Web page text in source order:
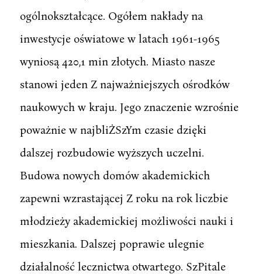
ogólnokształcące. Ogółem nakłady na
inwestycje oświatowe w latach 1961-1965
wyniosą 420,1 min złotych. Miasto nasze
stanowi jeden Z najważniejszych ośrodków
naukowych w kraju. Jego znaczenie wzrośnie
poważnie w najbliŻSzYm czasie dzięki
dalszej rozbudowie wyższych uczelni.
Budowa nowych domów akademickich
zapewni wzrastającej Z roku na rok liczbie
młodzieży akademickiej możliwości nauki i
mieszkania. Dalszej poprawie ulegnie
działalność lecznictwa otwartego. SzPitale